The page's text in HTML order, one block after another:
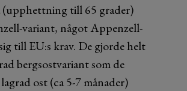
(upphettning till 65 grader)
variant, något Appenzell-
till EU:s krav. De gjorde helt
bergsostvariant som de
ost (ca 5-7 månader)